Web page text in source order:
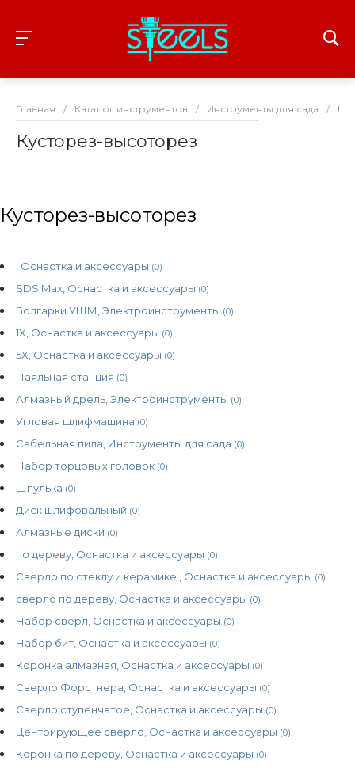
Главная / Каталог инструментов / Инструменты для сада /
Кусторез-высоторез
Кусторез-высоторез
, Оснастка и аксессуары (0)
SDS Max, Оснастка и аксессуары (0)
Болгарки УШМ, Электроинструменты (0)
1X, Оснастка и аксессуары (0)
5X, Оснастка и аксессуары (0)
Паяльная станция (0)
Алмазный дрель, Электроинструменты (0)
Угловая шлифмашина (0)
Сабельная пила, Инструменты для сада (0)
Набор торцовых головок (0)
Шпулька (0)
Диск шлифовальный (0)
Алмазные диски (0)
по дереву, Оснастка и аксессуары (0)
Сверло по стеклу и керамике , Оснастка и аксессуары (0)
сверло по дереву, Оснастка и аксессуары (0)
Набор сверл, Оснастка и аксессуары (0)
Набор бит, Оснастка и аксессуары (0)
Коронка алмазная, Оснастка и аксессуары (0)
Сверло Форстнера, Оснастка и аксессуары (0)
Сверло ступенчатое, Оснастка и аксессуары (0)
Центрирующее сверло, Оснастка и аксессуары (0)
Коронка по дереву, Оснастка и аксессуары (0)